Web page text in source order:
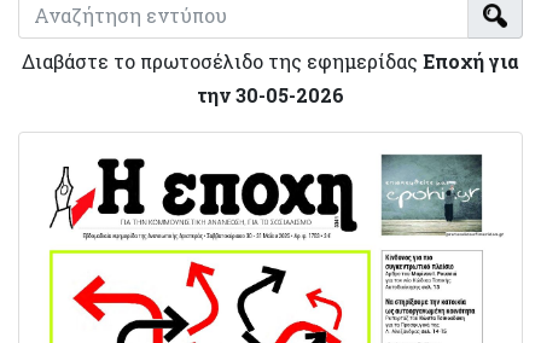
Διαβάστε το πρωτοσέλιδο της εφημερίδας Εποχή για
την 30-05-2026